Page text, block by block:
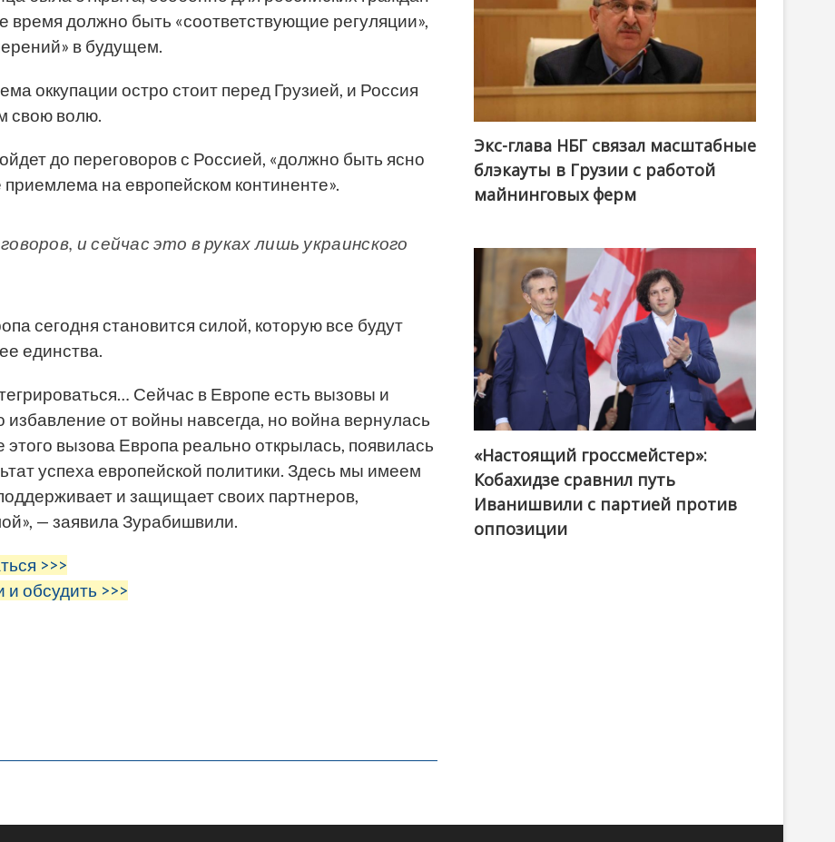
время должно быть «соответствующие регуляции»,
в будущем.
оккупации остро стоит перед Грузией, и Россия
свою волю.
до переговоров с Россией, «должно быть ясно
на европейском континенте».
и сейчас это в руках лишь украинского
сегодня становится силой, которую все будут
единства.
Сейчас в Европе есть вызовы и
от войны навсегда, но война вернулась
вызова Европа реально открылась, появилась
успеха европейской политики. Здесь мы имеем
и защищает своих партнеров,
— заявила Зурабишвили.
>>>
и обсудить >>>
Экс-глава НБГ связал масштабные
блэкауты в Грузии с работой
майнинговых ферм
@ქართული ოცნება / Georgian Dream
«Настоящий гроссмейстер»:
Кобахидзе сравнил путь
Иванишвили с партией против
оппозиции